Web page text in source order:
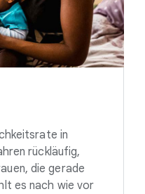
in
rückläufig,
die gerade
es nach wie vor